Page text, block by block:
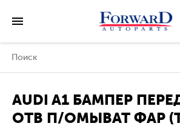
AUDI A1 БАМПЕР
ОТВ П/ОМЫВАТ ФАР